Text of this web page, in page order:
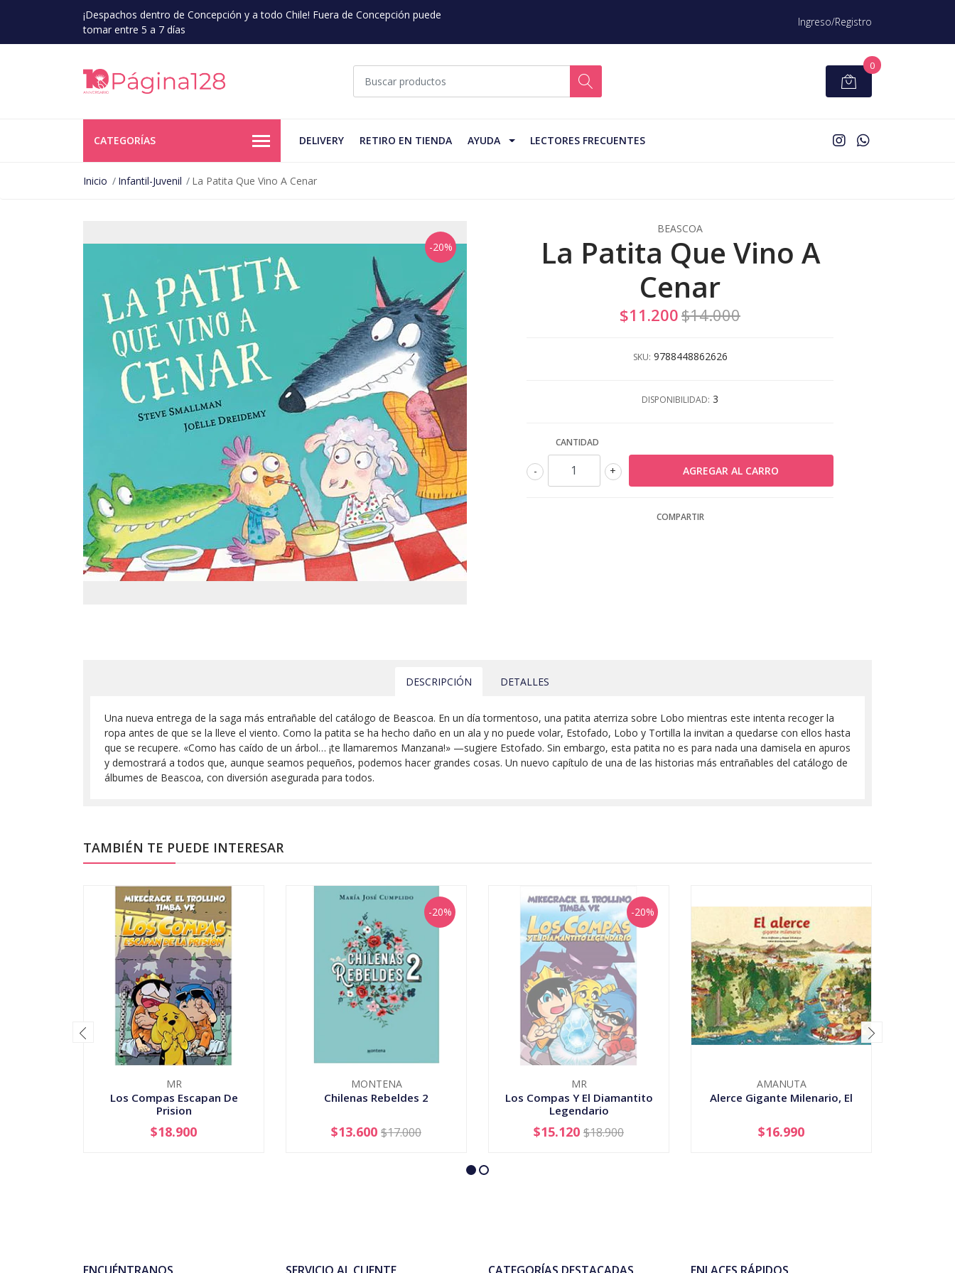
¡Despachos dentro de Concepción y a todo Chile! Fuera de Concepción puede
tomar entre 5 a 7 días
Ingreso/Registro
0
CATEGORÍAS DELIVERY RETIRO EN TIENDA AYUDA LECTORES FRECUENTES
Inicio Infantil-Juvenil La Patita Que Vino A Cenar
-20%
BEASCOA
La Patita Que Vino A
Cenar
$11.200$14.000
SKU: 9788448862626
DISPONIBILIDAD: 3
CANTIDAD
+
-
COMPARTIR
DESCRIPCIÓN DETALLES
Una nueva entrega de la saga más entrañable del catálogo de Beascoa. En un día tormentoso, una patita aterriza sobre Lobo mientras este intenta recoger la
ropa antes de que se la lleve el viento. Como la patita se ha hecho daño en un ala y no puede volar, Estofado, Lobo y Tortilla la invitan a quedarse con ellos hasta
que se recupere. «Como has caído de un árbol… ¡te llamaremos Manzana!» —sugiere Estofado. Sin embargo, esta patita no es para nada una damisela en apuros
y demostrará a todos que, aunque seamos pequeños, podemos hacer grandes cosas. Un nuevo capítulo de una de las historias más entrañables del catálogo de
álbumes de Beascoa, con diversión asegurada para todos.
TAMBIÉN TE PUEDE INTERESAR
MR
Los Compas Escapan De
Prision
+
$18.900
-20%
MONTENA
Chilenas Rebeldes 2
+
$13.600 $17.000
-20%
MR
Los Compas Y El Diamantito
Legendario
AGOTADO
$15.120 $18.900
AMANUTA
Alerce Gigante Milenario, El
+
$16.990